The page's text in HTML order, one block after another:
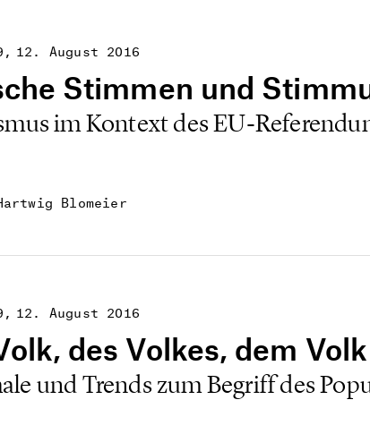
12. August 2016
Stimmen und
im Kontext des EU-
Blomeier
12. August 2016
des Volkes, dem Volk
und Trends zum Begriff des